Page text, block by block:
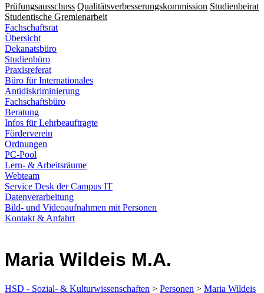
Prüfungsausschuss Qualitätsverbesserungskommission Studienbeirat
Studentische Gremienarbeit
Fachschaftsrat
Übersicht
Dekanatsbüro
Studienbüro
Praxisreferat
Büro für Internationales
Antidiskriminierung
Fachschaftsbüro
Beratung
Infos für Lehrbeauftragte
Förderverein
Ordnungen
PC-Pool
Lern- & Arbeitsräume
Webteam
Service Desk der Campus IT
Datenverarbeitung
Bild- und Videoaufnahmen mit Personen
Kontakt & Anfahrt
Maria Wildeis M.A.
HSD - Sozial- & Kulturwissenschaften > Personen > Maria Wildeis